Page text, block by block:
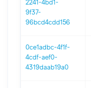
2241-4bd1-
9f37-
96bcd4cdd156
0ce1adbc-4f1f-
4cdf-aef0-
4319daab19a0